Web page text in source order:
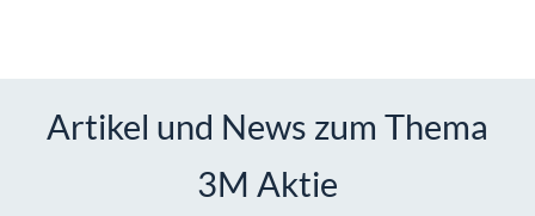
Artikel und News zum Thema
3M Aktie